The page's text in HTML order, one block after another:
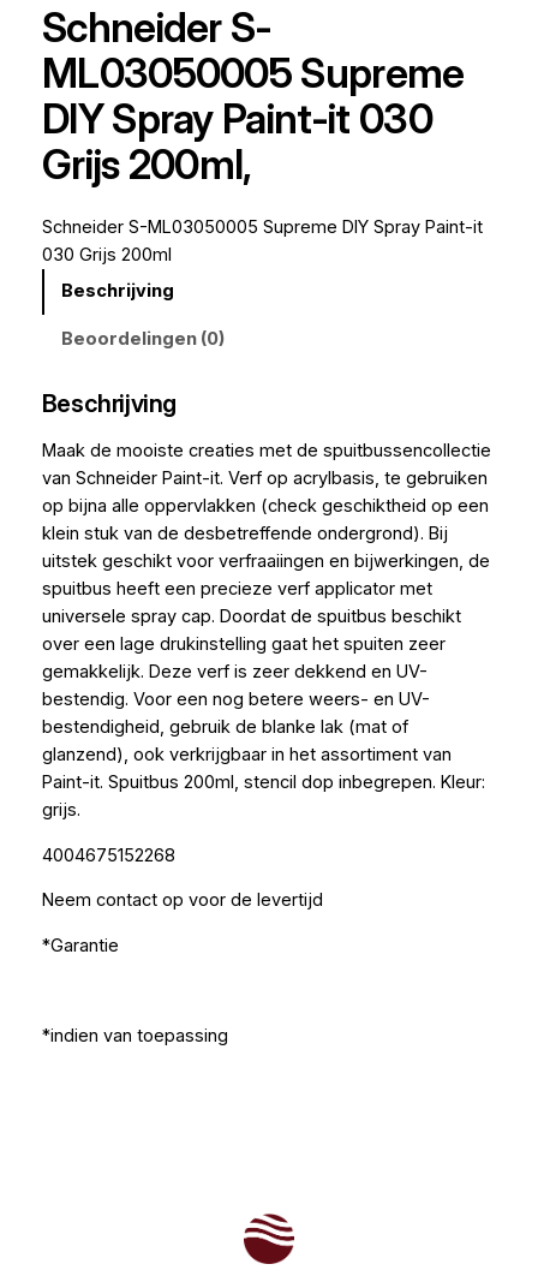
Schneider S-
ML03050005 Supreme
DIY Spray Paint-it 030
Grijs 200ml,
Schneider S-ML03050005 Supreme DIY Spray Paint-it
030 Grijs 200ml
Beschrijving
Beoordelingen (0)
Beschrijving
Maak de mooiste creaties met de spuitbussencollectie
van Schneider Paint-it. Verf op acrylbasis, te gebruiken
op bijna alle oppervlakken (check geschiktheid op een
klein stuk van de desbetreffende ondergrond). Bij
uitstek geschikt voor verfraaiingen en bijwerkingen, de
spuitbus heeft een precieze verf applicator met
universele spray cap. Doordat de spuitbus beschikt
over een lage drukinstelling gaat het spuiten zeer
gemakkelijk. Deze verf is zeer dekkend en UV-
bestendig. Voor een nog betere weers- en UV-
bestendigheid, gebruik de blanke lak (mat of
glanzend), ook verkrijgbaar in het assortiment van
Paint-it. Spuitbus 200ml, stencil dop inbegrepen. Kleur:
grijs.
4004675152268
Neem contact op voor de levertijd
*Garantie
*indien van toepassing